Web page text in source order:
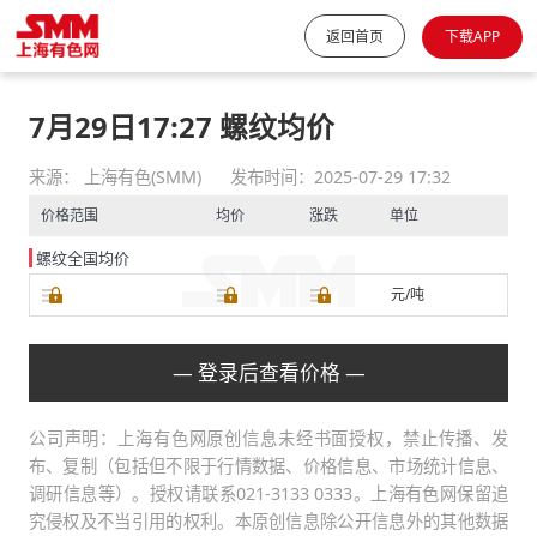
返回首页 下载APP
7月29日17:27 螺纹均价
来源： 上海有色(SMM) 发布时间：2025-07-29 17:32
价格范围 均价 涨跌 单位
螺纹全国均价
元/吨
— 登录后查看价格 —
公司声明：上海有色网原创信息未经书面授权，禁止传播、发
布、复制（包括但不限于行情数据、价格信息、市场统计信息、
调研信息等）。授权请联系021-3133 0333。上海有色网保留追
究侵权及不当引用的权利。本原创信息除公开信息外的其他数据